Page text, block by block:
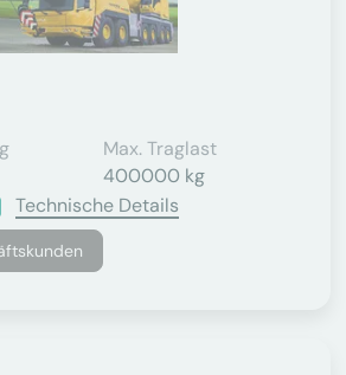
Max. Traglast
400000 kg
Technische Details